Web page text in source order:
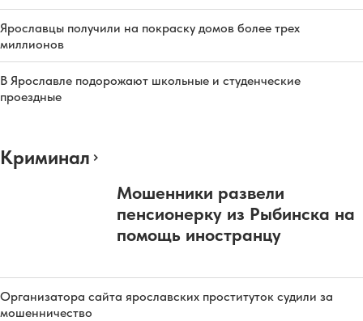
Ярославцы получили на покраску домов более трех
миллионов
В Ярославле подорожают школьные и студенческие
проездные
Криминал
Мошенники развели
пенсионерку из Рыбинска на
помощь иностранцу
Организатора сайта ярославских проституток судили за
мошенничество